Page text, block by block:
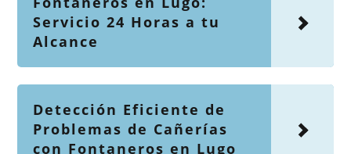
Servicio 24 Horas a tu
Alcance
Detección Eficiente de
Problemas de Cañerías
con Fontaneros en Lugo